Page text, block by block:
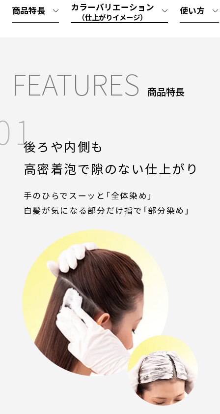
商品特長 カラーバリエーション
（仕上がりイメージ）
使い方
FEATURES 商品特長
後ろや内側も
高密着泡で隙のない仕上がり
手のひらでスーッと「全体染め」
白髪が気になる部分だけ指で「部分染め」